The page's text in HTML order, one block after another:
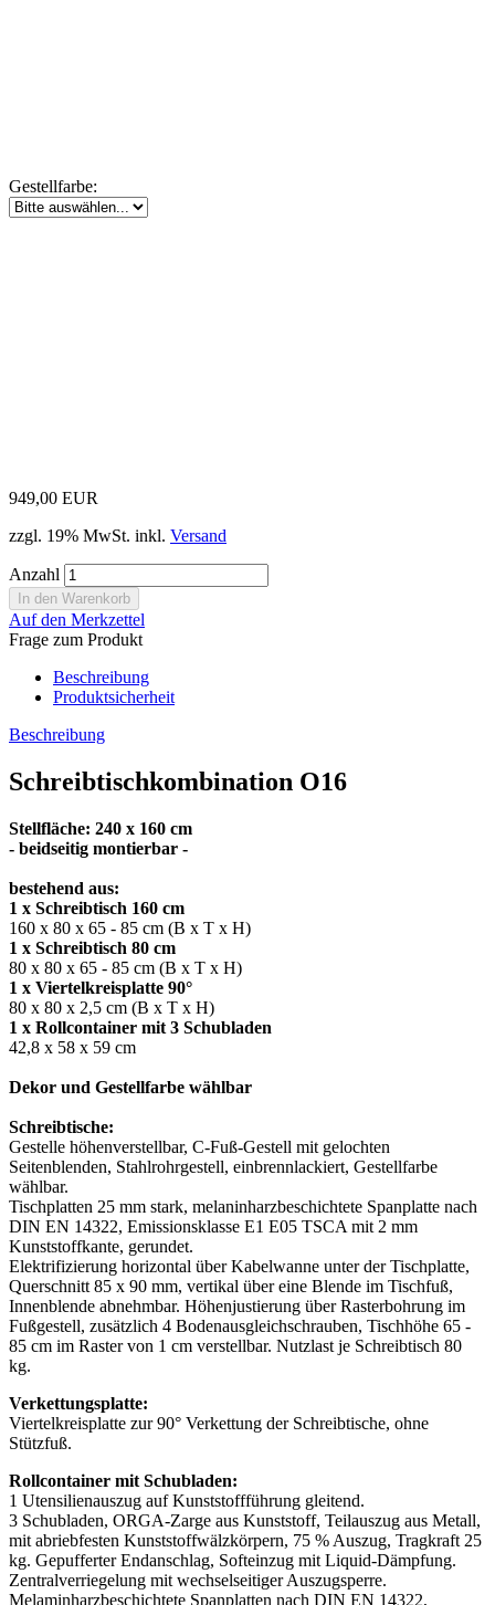
Gestellfarbe:
949,00 EUR
zzgl. 19% MwSt. inkl. Versand
Anzahl
Auf den Merkzettel
Frage zum Produkt
Beschreibung
Produktsicherheit
Beschreibung
Schreibtischkombination O16
Stellfläche: 240 x 160 cm
- beidseitig montierbar -
bestehend aus:
1 x Schreibtisch 160 cm
160 x 80 x 65 - 85 cm (B x T x H)
1 x Schreibtisch 80 cm
80 x 80 x 65 - 85 cm (B x T x H)
1 x Viertelkreisplatte 90°
80 x 80 x 2,5 cm (B x T x H)
1 x Rollcontainer mit 3 Schubladen
42,8 x 58 x 59 cm
Dekor und Gestellfarbe wählbar
Schreibtische:
Gestelle höhenverstellbar, C-Fuß-Gestell mit gelochten
Seitenblenden, Stahlrohrgestell, einbrennlackiert, Gestellfarbe
wählbar.
Tischplatten 25 mm stark, melaninharzbeschichtete Spanplatte nach
DIN EN 14322, Emissionsklasse E1 E05 TSCA mit 2 mm
Kunststoffkante, gerundet.
Elektrifizierung horizontal über Kabelwanne unter der Tischplatte,
Querschnitt 85 x 90 mm, vertikal über eine Blende im Tischfuß,
Innenblende abnehmbar. Höhenjustierung über Rasterbohrung im
Fußgestell, zusätzlich 4 Bodenausgleichschrauben, Tischhöhe 65 -
85 cm im Raster von 1 cm verstellbar. Nutzlast je Schreibtisch 80
kg.
Verkettungsplatte:
Viertelkreisplatte zur 90° Verkettung der Schreibtische, ohne
Stützfuß.
Rollcontainer mit Schubladen:
1 Utensilienauszug auf Kunststoffführung gleitend.
3 Schubladen, ORGA-Zarge aus Kunststoff, Teilauszug aus Metall,
mit abriebfesten Kunststoffwälzkörpern, 75 % Auszug, Tragkraft 25
kg. Gepufferter Endanschlag, Softeinzug mit Liquid-Dämpfung.
Zentralverriegelung mit wechselseitiger Auszugsperre.
Melaminharzbeschichtete Spanplatten nach DIN EN 14322,